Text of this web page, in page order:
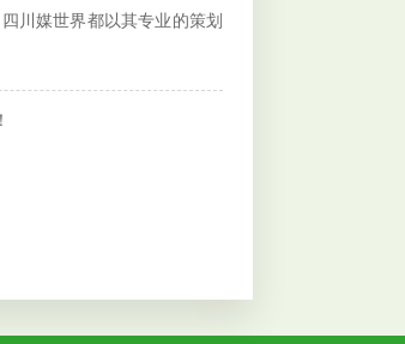
川媒世界都以其专业的策划